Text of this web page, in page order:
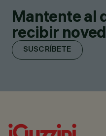
Mantente al
recibir
SUSCRÍBETE